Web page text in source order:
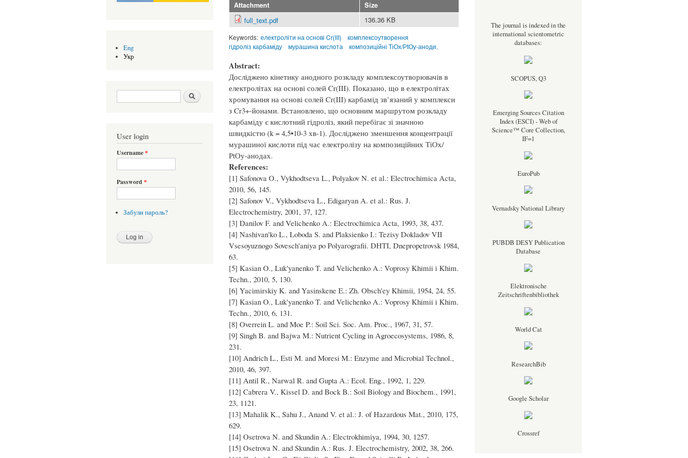
Eng
Укр
Search form Шукати
User login
Username*
Password *
Забули пароль?
Attachment Size
full_text.pdf 136.36 KB
Keywords: електроліти на основі Cr(III)
комплексоутворення
гідроліз карбаміду
мурашина кислота композиційні ТіОх/РtОу-аноди.
Abstract:
Досліджено кінетику анодного розкладу комплексоутворювачів в
електролітах на основі солей Cr(III). Показано, що в електролітах
хромування на основі солей Cr(III) карбамід зв’язаний у комплекси
з Cr3+-йонами. Встановлено, що основним маршрутом розкладу
карбаміду є кислотний гідроліз, який перебігає зі значною
швидкістю (k = 4,5•10-3 хв-1). Досліджено зменшення концентрації
мурашиної кислоти під час електролізу на композиційних ТіОх/
РtОу-анодах.
References:
[1] Safonova O., Vykhodtseva L., Polyakov N. et al.: Electrochimica Acta,
2010, 56, 145.
[2] Safonov V., Vykhodtseva L., Edigaryan A. et al.: Rus. J.
Electrochemistry, 2001, 37, 127.
[3] Danilov F. and Velichenko A.: Electrochimica Acta, 1993, 38, 437.
[4] Nashivan'ko L., Loboda S. and Plaksienko I.: Tezisy Dokladov VII
Vsesoyuznogo Sovesch'aniya po Polyarografii. DHTI, Dnepropetrovsk 1984,
63.
[5] Kasian O., Luk'yanenko T. and Velichenko A.: Voprosy Khimii i Khim.
Techn., 2010, 5, 130.
[6] Yacimirskiy K. and Yasinskene E.: Zh. Obsch'ey Khimii, 1954, 24, 55.
[7] Kasian O., Luk'yanenko T. and Velichenko A.: Voprosy Khimii i Khim.
Techn., 2010, 6, 131.
[8] Overrein L. and Moe P.: Soil Sci. Soc. Am. Proc., 1967, 31, 57.
[9] Singh B. and Bajwa M.: Nutrient Cycling in Agroecosystems, 1986, 8,
231.
[10] Andrich L., Esti M. and Moresi M.: Enzyme and Microbial Technol.,
2010, 46, 397.
[11] Antil R., Narwal R. and Gupta A.: Ecol. Eng., 1992, 1, 229.
[12] Cabrera V., Kissel D. and Bock B.: Soil Biology and Biochem., 1991,
23, 1121.
[13] Mahalik K., Sahu J., Anand V. et al.: J. of Hazardous Mat., 2010, 175,
629.
[14] Osetrova N. and Skundin A.: Electrokhimiya, 1994, 30, 1257.
[15] Osetrova N. and Skundin A.: Rus. J. Electrochemistry, 2002, 38, 266.
The journal is indexed in the
international scientometric
databases:
SCOPUS, Q3
Emerging Sources Citation
Index (ESCI) - Web of
Science™ Core Collection,
IF=1
EuroPub
Vernadsky National Library
PUBDB DESY Publication
Database
Elektronische
Zeitschriftenbibliothek
World Cat
ResearchBib
Google Scholar
Crossref